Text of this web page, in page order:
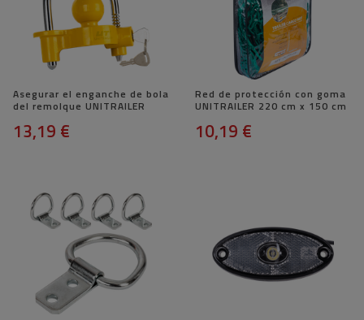
Asegurar el enganche de bola
del remolque UNITRAILER
13,19 €
Red de protección con goma
UNITRAILER 220 cm x 150 cm
10,19 €